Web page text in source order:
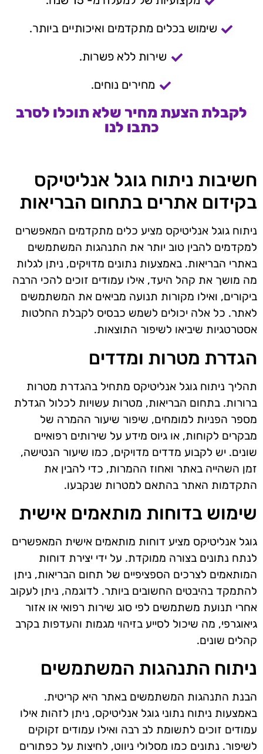
שימוש בכלים מתקדמים ואיכותיים ביותר.
שירות ללא פשרות.
מחירים נוחים.
לקבלת הצעת מחיר שלא תוכלו לסרב
כתבו לנו
חשיבות ניתוח גוגל אנליטיקס
בקידום אתרים בתחום הבריאות
ניתוח גוגל אנליטיקס מציע כלים מתקדמים המאפשרים
למקדמים להבין טוב יותר את התנהגות המשתמשים
באתרי הבריאות. באמצעות נתונים מדויקים, ניתן לגלות
מה מושך את קהל היעד, אילו עמודים זוכים להכי הרבה
ביקורים, ואילו מקורות תנועה מביאים את המשתמשים
לאתר. כל אלה יכולים לשמש כבסיס לקבלת החלטות
אסטרטגיות שיביאו לשיפור התוצאות.
הגדרת מטרות ומדדים
תהליך ניתוח גוגל אנליטיקס מתחיל בהגדרת מטרות
ברורות. בתחום הבריאות, מטרות עשויות לכלול הגדלת
מספר הפניות למומחים, שיפור שיעור ההמרה של
מבקרים לקוחות, או גיוס מידע על שירותים רפואיים
שונים. יש לקבוע מדדים מדויקים, כמו שיעור הנטישה,
זמן השהייה באתר ואחוז ההמרות, כדי להבין את
התקדמות האתר בהתאם למטרות שנקבעו.
שימוש בדוחות מותאמים אישית
גוגל אנליטיקס מציע דוחות מותאמים אישית המאפשרים
לנתח נתונים בצורה ממוקדת. על ידי יצירת דוחות
המותאמים לצרכים הספציפיים של תחום הבריאות, ניתן
להתמקד בהיבטים החשובים ביותר. לדוגמה, ניתן לעקוב
אחרי תנועת משתמשים לפי סוג שירות רפואי או אזור
גיאוגרפי, מה שיכול לסייע בזיהוי מגמות והעדפות בקרב
קהלים שונים.
ניתוח התנהגות המשתמשים
הבנת התנהגות המשתמשים באתר היא קריטית.
באמצעות ניתוח נתוני גוגל אנליטיקס, ניתן לזהות אילו
עמודים זוכים לתשומת לב רבה ואילו עמודים זקוקים
לשיפור. נתונים כמו מסלולי ניווט, לחיצות על כפתורים